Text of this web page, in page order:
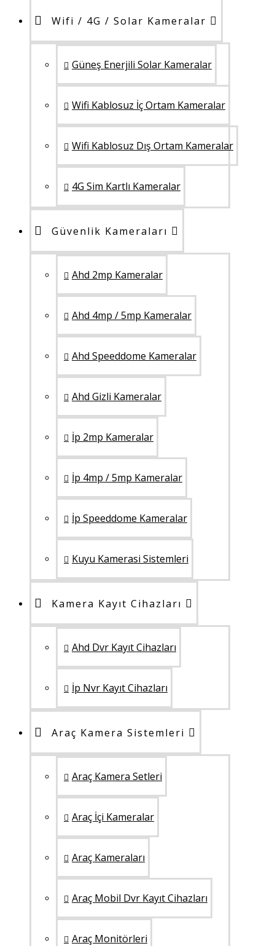
Wifi / 4G / Solar Kameralar
Güneş Enerjili Solar Kameralar
Wifi Kablosuz İç Ortam Kameralar
Wifi Kablosuz Dış Ortam Kameralar
4G Sim Kartlı Kameralar
Güvenlik Kameraları
Ahd 2mp Kameralar
Ahd 4mp / 5mp Kameralar
Ahd Speeddome Kameralar
Ahd Gizli Kameralar
İp 2mp Kameralar
İp 4mp / 5mp Kameralar
İp Speeddome Kameralar
Kuyu Kamerasi Sistemleri
Kamera Kayıt Cihazları
Ahd Dvr Kayıt Cihazları
İp Nvr Kayıt Cihazları
Araç Kamera Sistemleri
Araç Kamera Setleri
Araç İçi Kameralar
Araç Kameraları
Araç Mobil Dvr Kayıt Cihazları
Araç Monitörleri